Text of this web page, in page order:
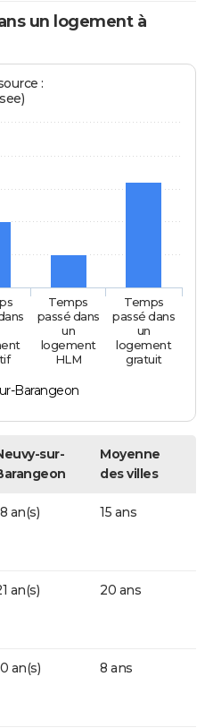
un logement à
:
Barangeon
Temps
passé dans
un
logement
HLM
Temps
passé dans
un
logement
gratuit
sur-
Moyenne
des villes
an(s) 15 ans
an(s) 20 ans
an(s) 8 ans